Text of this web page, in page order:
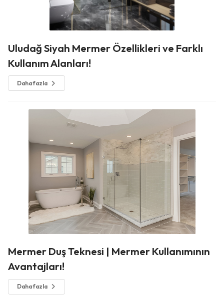
Uludağ Siyah Mermer Özellikleri ve Farklı
Kullanım Alanları!
Daha fazla
Mermer Duş Teknesi | Mermer Kullanımının
Avantajları!
Daha fazla